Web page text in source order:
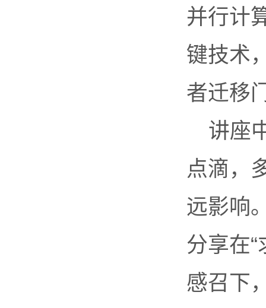
并行计
键技术
者迁移
讲座
点滴，
远影响
分享在
感召下